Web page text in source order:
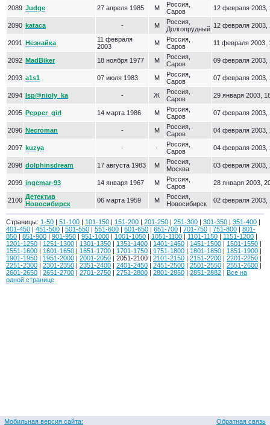
2089 Judge 27 апреля 1985 М
Россия,
Саров
12 февраля 2003,
2090 kataca - М
Россия,
Долгопрудный 12 февраля 2003,
2091 Незнайка
11 февраля
2003
М
Россия,
Саров
11 февраля 2003,
2092 MadBiker 18 ноября 1977 М
Россия,
Саров
09 февраля 2003,
2093 a1s1 07 июля 1983 М
Россия,
Саров
07 февраля 2003,
2094 Isp@nioly_ka - Ж
Россия,
Саров
29 января 2003,
2095 Pepper_girl 14 марта 1986 М
Россия,
Саров
07 февраля 2003,
2096 Necroman - М
Россия,
Саров
04 февраля 2003,
2097 kuzya - -
Россия,
Саров
04 февраля 2003,
2098 dolphinsdream 17 августа 1983 М
Россия,
Москва
03 февраля 2003,
2099 ingemar-93 14 января 1967 М
Россия,
Саров
28 января 2003,
2100 Детектив
Новосибирск
06 марта 1959 М
Россия,
Новосибирск
02 февраля 2003,
Страницы: 1-50 | 51-100 | 101-150 | 151-200 | 201-250 | 251-300 | 301-350 | 351-400 |
401-450 | 451-500 | 501-550 | 551-600 | 601-650 | 651-700 | 701-750 | 751-800 | 801-
850 | 851-900 | 901-950 | 951-1000 | 1001-1050 | 1051-1100 | 1101-1150 | 1151-1200 |
1201-1250 | 1251-1300 | 1301-1350 | 1351-1400 | 1401-1450 | 1451-1500 | 1501-1550 |
1551-1600 | 1601-1650 | 1651-1700 | 1701-1750 | 1751-1800 | 1801-1850 | 1851-1900 |
1901-1950 | 1951-2000 | 2001-2050 | 2051-2100 | 2101-2150 | 2151-2200 | 2201-2250 |
2251-2300 | 2301-2350 | 2351-2400 | 2401-2450 | 2451-2500 | 2501-2550 | 2551-2600 |
2601-2650 | 2651-2700 | 2701-2750 | 2751-2800 | 2801-2850 | 2851-2882 | Все на
одной странице
Мобильная версия сайта: Обратная связь